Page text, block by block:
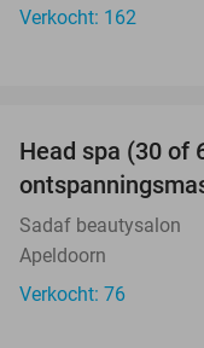
Verkocht: 162
Head spa (30 of
Sadaf beautysalon
Apeldoorn
Verkocht: 76